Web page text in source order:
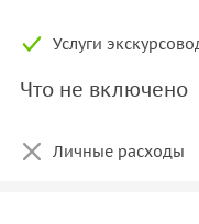
Услуги
Что не включено
Личные расходы